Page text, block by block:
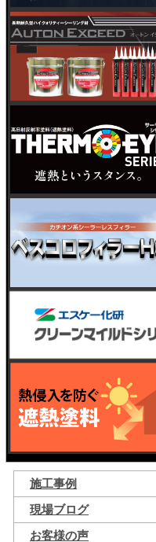
施工事例
現場ブログ
お客様の声